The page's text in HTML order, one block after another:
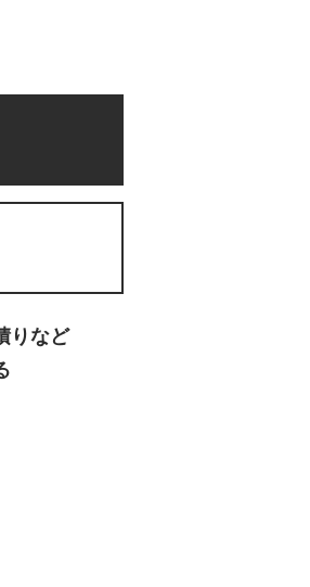
りなど